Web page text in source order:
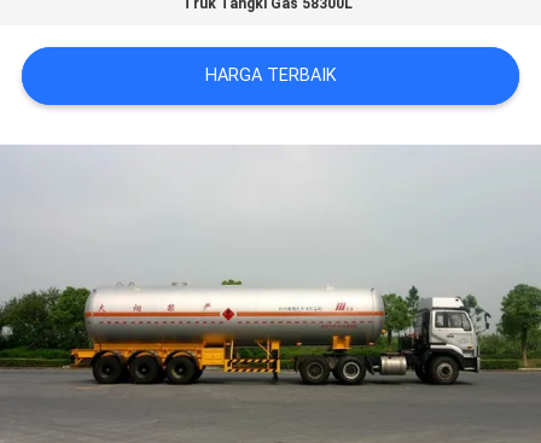
PENAWARAN
SITEMAP
Truk Tangki Gas 58300L
HARGA TERBAIK